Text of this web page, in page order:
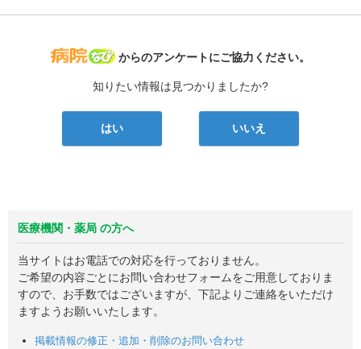
病院なび
からのアンケートにご協力ください。
知りたい情報は見つかりましたか?
はい いいえ
医療機関・薬局 の方へ
当サイトはお電話での対応を行っておりません。
ご希望の内容ごとにお問い合わせフォームをご用意しておりま
すので、お手数ではございますが、下記よりご連絡をいただけ
ますようお願いいたします。
掲載情報の修正・追加・削除のお問い合わせ